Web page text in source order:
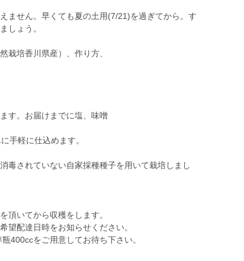
ません。早くても夏の土用(7/21)を過ぎてから。す
しょう。
栽培香川県産）、作り方、
す。お届けまでに塩、味噌
手軽に仕込めます。
毒されていない自家採種種子を用いて栽培しまし
頂いてから収穫をします。
望配達日時をお知らせください。